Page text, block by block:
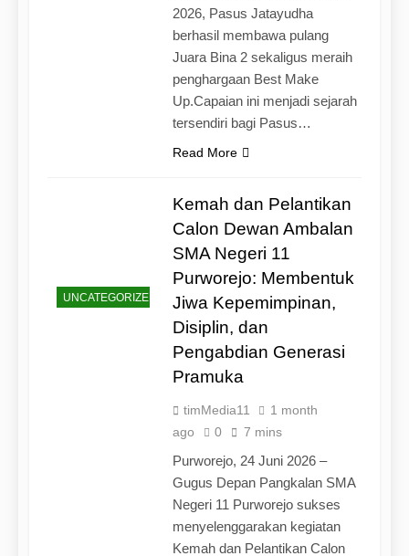
2026, Pasus Jatayudha
berhasil membawa pulang
Juara Bina 2 sekaligus meraih
penghargaan Best Make
Up.Capaian ini menjadi sejarah
tersendiri bagi Pasus…
Read More
UNCATEGORIZED
Kemah dan Pelantikan
Calon Dewan Ambalan
SMA Negeri 11
Purworejo: Membentuk
Jiwa Kepemimpinan,
Disiplin, dan
Pengabdian Generasi
Pramuka
timMedia11
1 month
ago
0 7 mins
Purworejo, 24 Juni 2026 –
Gugus Depan Pangkalan SMA
Negeri 11 Purworejo sukses
menyelenggarakan kegiatan
Kemah dan Pelantikan Calon